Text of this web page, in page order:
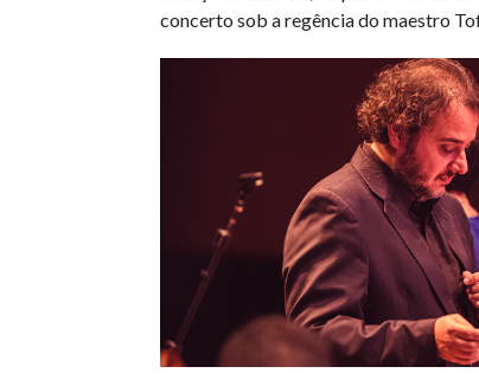
concerto sob a regência do maestro